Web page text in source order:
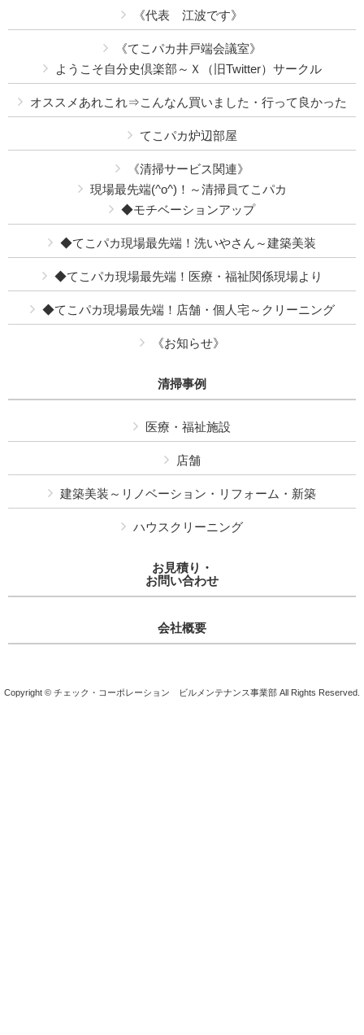
《代表 江波です》
《てこパカ井戸端会議室》
ようこそ自分史倶楽部～Ｘ（旧Twitter）サークル
オススメあれこれ⇒こんなん買いました・行って良かった
てこパカ炉辺部屋
《清掃サービス関連》
現場最先端(^o^)！～清掃員てこパカ
◆モチベーションアップ
◆てこパカ現場最先端！洗いやさん～建築美装
◆てこパカ現場最先端！医療・福祉関係現場より
◆てこパカ現場最先端！店舗・個人宅～クリーニング
《お知らせ》
清掃事例
医療・福祉施設
店舗
建築美装～リノベーション・リフォーム・新築
ハウスクリーニング
お見積り・
お問い合わせ
会社概要
Copyright © チェック・コーポレーション ビルメンテナンス事業部 All Rights Reserved.